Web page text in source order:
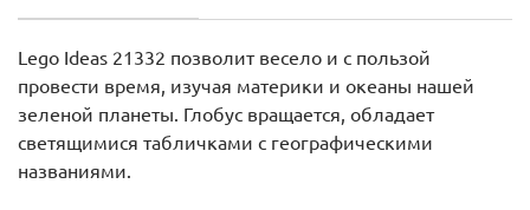
Lego Ideas 21332 позволит весело и с пользой
провести время, изучая материки и океаны нашей
зеленой планеты. Глобус вращается, обладает
светящимися табличками с географическими
названиями.